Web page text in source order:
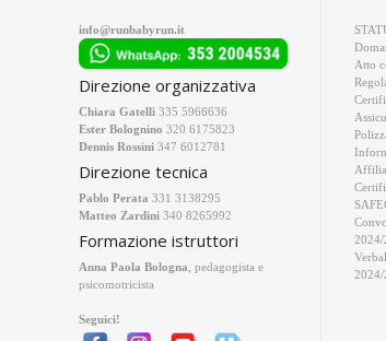
info@runbabyrun.it
Direzione organizzativa
Chiara Gatelli 335 5966636
Ester Bolognino 320 6175823
Dennis Rossini 347 6012781
Direzione tecnica
Pablo Perata 331 3138295
Matteo Zardini 340 8265992
Formazione istruttori
Anna Paola Bologna , pedagogista e
psicomotricista
Seguici!
Atto
2024/
2024/